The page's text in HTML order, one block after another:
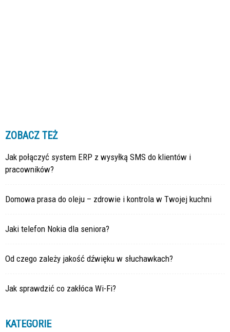
ZOBACZ TEŻ
Jak połączyć system ERP z wysyłką SMS do klientów i
pracowników?
Domowa prasa do oleju – zdrowie i kontrola w Twojej kuchni
Jaki telefon Nokia dla seniora?
Od czego zależy jakość dźwięku w słuchawkach?
Jak sprawdzić co zakłóca Wi-Fi?
KATEGORIE